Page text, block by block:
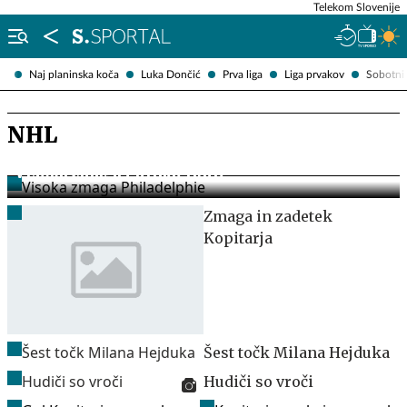
Naj planinska koča Luka Dončić Prva liga Liga prvakov Sobotni
Telekom Slovenije
NHL
Visoka zmaga Philadelphie
Zmaga in zadetek
Kopitarja
Šest točk Milana Hejduka
Hudiči so vroči